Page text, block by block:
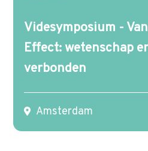
o
Videsymposium -
Effect: wetenschap
verbonden
Amsterdam